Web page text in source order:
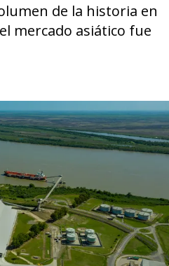
de la historia en
mercado asiático fue